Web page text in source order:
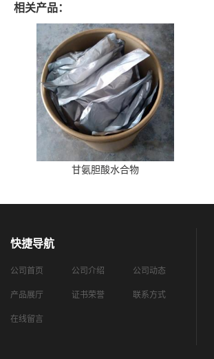
相关产品：
甘氨胆酸水合物
快捷导航
公司首页 公司介绍 公司动态
产品展厅 证书荣誉 联系方式
在线留言